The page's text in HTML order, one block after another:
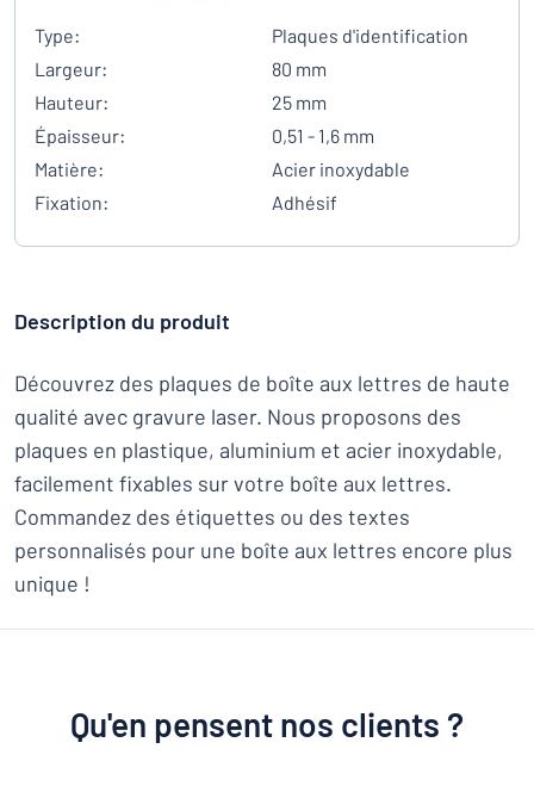
Type:
Plaques d'identification
Largeur:
80 mm
Hauteur:
25 mm
Épaisseur:
0,51 - 1,6 mm
Matière:
Acier inoxydable
Fixation:
Adhésif
Description du produit
Découvrez des plaques de boîte aux lettres de haute
qualité avec gravure laser. Nous proposons des
plaques en plastique, aluminium et acier inoxydable,
facilement fixables sur votre boîte aux lettres.
Commandez des étiquettes ou des textes
personnalisés pour une boîte aux lettres encore plus
unique !
Qu'en pensent nos clients ?